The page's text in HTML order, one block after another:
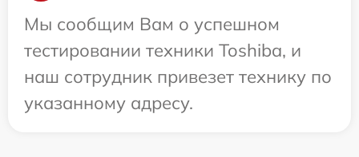
Мы сообщим Вам о успешном
тестировании техники Toshiba, и
наш сотрудник привезет технику по
указанному адресу.